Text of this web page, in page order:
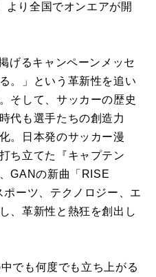
より全国でオンエアが開
げるキャンペーンメッセ
。」という革新性を追い
そして、サッカーの歴史
代も選手たちの創造力
。日本発のサッカー漫
ち立てた『キャプテン
GANの新曲「RISE
ーツ、テクノロジー、エ
、革新性と熱狂を創出し
でも何度でも立ち上がる